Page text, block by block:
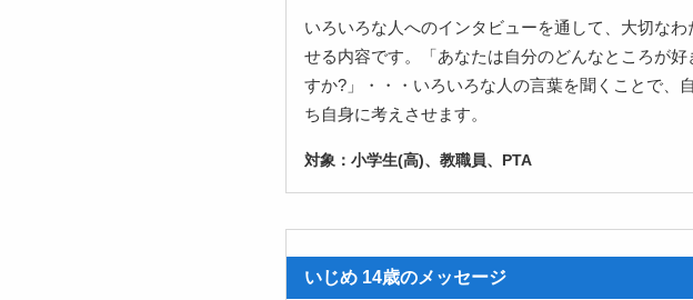
いろいろな人へのインタビューを通して、大切な
せる内容です。「あなたは自分のどんなところが
すか?」・・・いろいろな人の言葉を聞くことで、
ち自身に考えさせます。
小学生(高)、教職員、PTA
いじめ 14歳のメッセージ